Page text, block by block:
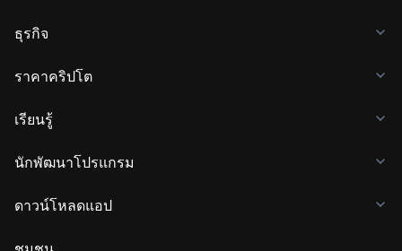
ธุรกิจ
ราคาคริปโต
เรียนรู้
นักพัฒนาโปรแกรม
ดาวน์โหลดแอป